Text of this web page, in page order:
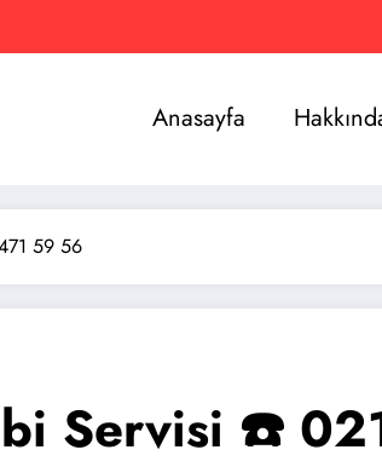
Anasayfa
59 56
Servisi ☎️